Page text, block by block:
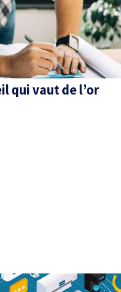
qui vaut de l’or